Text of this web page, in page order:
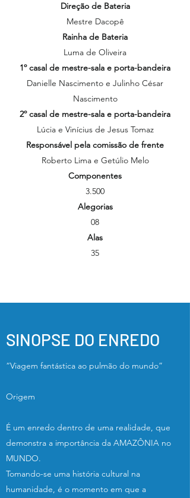
Direção de Bateria
Mestre Dacopê
Rainha de Bateria
Luma de Oliveira
1º casal de mestre-sala e porta-bandeira
Danielle Nascimento e Julinho César
Nascimento
2º casal de mestre-sala e porta-bandeira
Lúcia e Vinícius de Jesus Tomaz
Responsável pela comissão de frente
Roberto Lima e Getúlio Melo
Componentes
3.500
Alegorias
08
Alas
35
SINOPSE DO ENREDO
“Viagem fantástica ao pulmão do mundo”
Origem
É um enredo dentro de uma realidade, que
demonstra a importância da AMAZÔNIA no
MUNDO.
Tomando-se uma história cultural na
humanidade, é o momento em que a